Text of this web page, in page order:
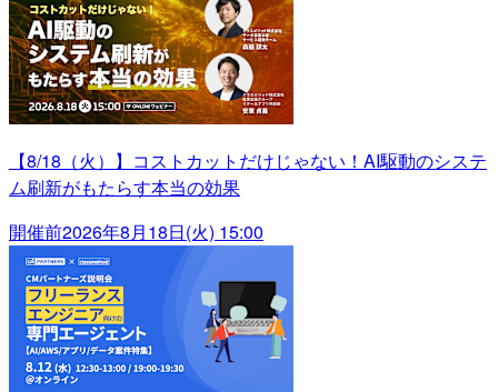
【8/18（火）】コストカットだけじゃない！AI駆動のシステ
ム刷新がもたらす本当の効果
開催前2026年8月18日(火) 15:00